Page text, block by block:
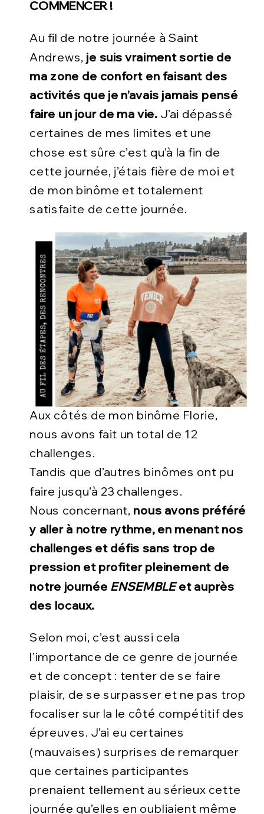
COMMENCER !
Au fil de notre journée à Saint
Andrews, je suis vraiment sortie de
ma zone de confort en faisant des
activités que je n’avais jamais pensé
faire un jour de ma vie. J’ai dépassé
certaines de mes limites et une
chose est sûre c’est qu’à la fin de
cette journée, j’étais fière de moi et
de mon binôme et totalement
satisfaite de cette journée.
Aux côtés de mon binôme Florie,
nous avons fait un total de 12
challenges.
Tandis que d’autres binômes ont pu
faire jusqu’à 23 challenges.
Nous concernant, nous avons préféré
y aller à notre rythme, en menant nos
challenges et défis sans trop de
pression et profiter pleinement de
notre journée ENSEMBLEet auprès
des locaux.
Selon moi, c’est aussi cela
l’importance de ce genre de journée
et de concept : tenter de se faire
plaisir, de se surpasser et ne pas trop
focaliser sur la le côté compétitif des
épreuves. J’ai eu certaines
(mauvaises) surprises de remarquer
que certaines participantes
prenaient tellement au sérieux cette
journée qu’elles en oubliaient même